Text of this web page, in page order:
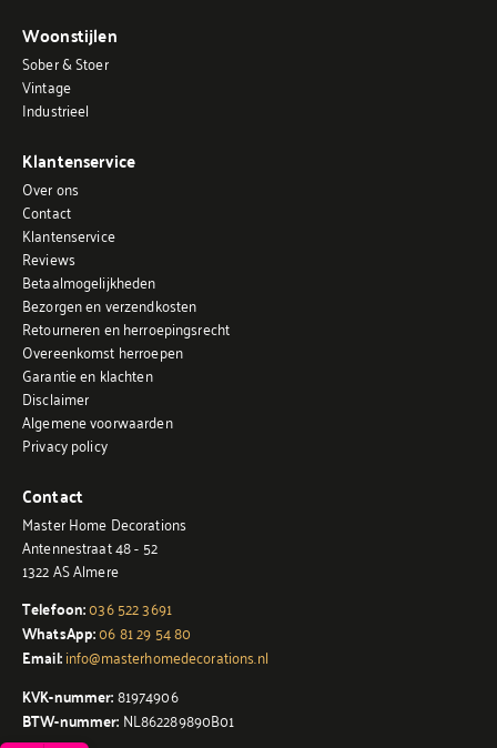
Woonstijlen
Sober & Stoer
Vintage
Industrieel
Klantenservice
Over ons
Contact
Klantenservice
Reviews
Betaalmogelijkheden
Bezorgen en verzendkosten
Retourneren en herroepingsrecht
Overeenkomst herroepen
Garantie en klachten
Disclaimer
Algemene voorwaarden
Privacy policy
Contact
Master Home Decorations
Antennestraat 48 - 52
1322 AS Almere
Telefoon:036 522 3691
WhatsApp:06 81 29 54 80
Email:info@masterhomedecorations.nl
KVK-nummer:81974906
BTW-nummer: NL862289890B01